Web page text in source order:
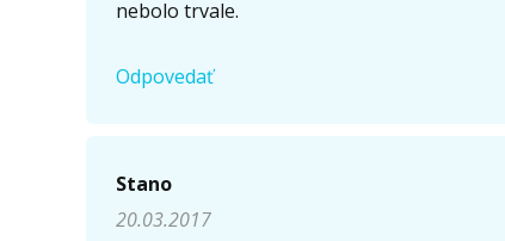
nebolo trvale.
Odpovedať
Stano
20.03.2017